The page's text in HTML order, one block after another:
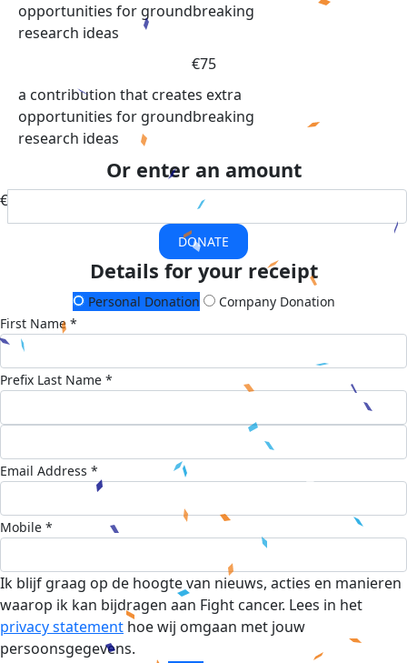
opportunities for groundbreaking
research ideas
€75
a contribution that creates extra
opportunities for groundbreaking
research ideas
Or enter an amount
€
DONATE
Details for your receipt
Personal Donation
Company Donation
First Name *
Prefix Last Name *
Email Address *
Mobile *
Ik blijf graag op de hoogte van nieuws, acties en manieren
waarop ik kan bijdragen aan Fight cancer. Lees in het
privacy statement hoe wij omgaan met jouw
persoonsgegevens.